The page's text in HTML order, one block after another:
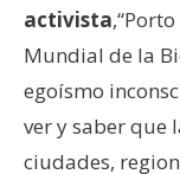
activista
Mundial de la
egoísmo
ver y saber que
ciudades,